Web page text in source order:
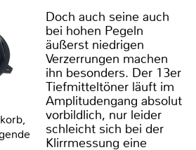
Doch auch seine auch
bei hohen Pegeln
äußerst niedrigen
Verzerrungen machen
ihn besonders. Der 13er
Tiefmitteltöner läuft im
Amplitudengang absolut
vorbildlich, nur leider
schleicht sich bei der
Klirrmessung eine